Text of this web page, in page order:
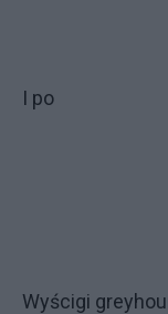
I po
Wyścigi